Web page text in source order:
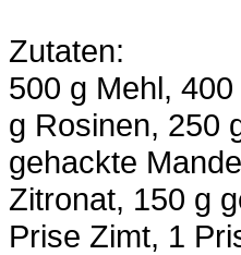
Zutaten:
500 g Mehl,
g Rosinen, 250
gehackte
Zitronat, 150 g
Prise Zimt, 1